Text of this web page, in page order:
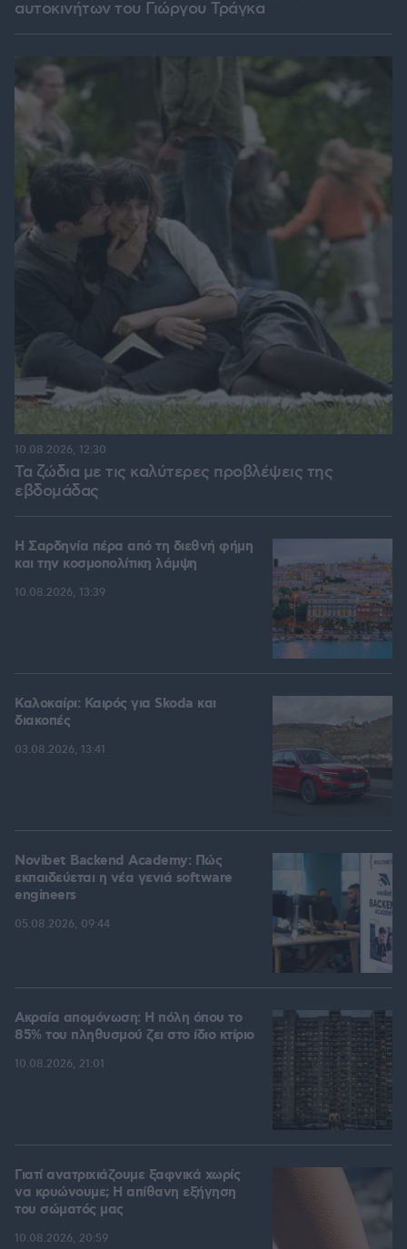
αυτοκινήτων του Γιώργου Τράγκα
Τα ζώδια με τις καλύτερες προβλέψεις της
εβδομάδας
10.08.2026, 12:30
Η Σαρδηνία πέρα από τη διεθνή φήμη
και την κοσμοπολίτικη λάμψη
10.08.2026, 13:39
Καλοκαίρι: Καιρός για Skoda και
διακοπές
03.08.2026, 13:41
Novibet Backend Academy: Πώς
εκπαιδεύεται η νέα γενιά software
engineers
05.08.2026, 09:44
Ακραία απομόνωση: Η πόλη όπου το
85% του πληθυσμού ζει στο ίδιο κτίριο
10.08.2026, 21:01
Γιατί ανατριχιάζουμε ξαφνικά χωρίς
να κρυώνουμε; Η απίθανη εξήγηση
του σώματός μας
10.08.2026, 20:59